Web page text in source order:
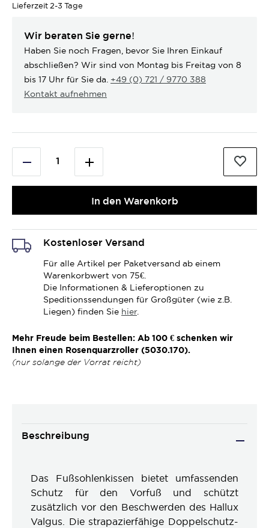
Lieferzeit 2-3 Tage
Wir beraten Sie gerne!
Haben Sie noch Fragen, bevor Sie Ihren Einkauf
abschließen? Wir sind von Montag bis Freitag von 8
bis 17 Uhr für Sie da. +49 (0) 721 / 9770 388
Kontakt aufnehmen
In den Warenkorb
Kostenloser Versand
Für alle Artikel per Paketversand ab einem
Warenkorbwert von 75€.
Die Informationen & Lieferoptionen zu
Speditionssendungen für Großgüter (wie z.B.
Liegen) finden Sie hier.
Mehr Freude beim Bestellen: Ab 100 € schenken wir
Ihnen einen Rosenquarzroller (5030.170).
(nur solange der Vorrat reicht)
Beschreibung
Das Fußsohlenkissen bietet umfassenden
Schutz für den Vorfuß und schützt
zusätzlich vor den Beschwerden des Hallux
Valgus. Die strapazierfähige Doppelschutz-